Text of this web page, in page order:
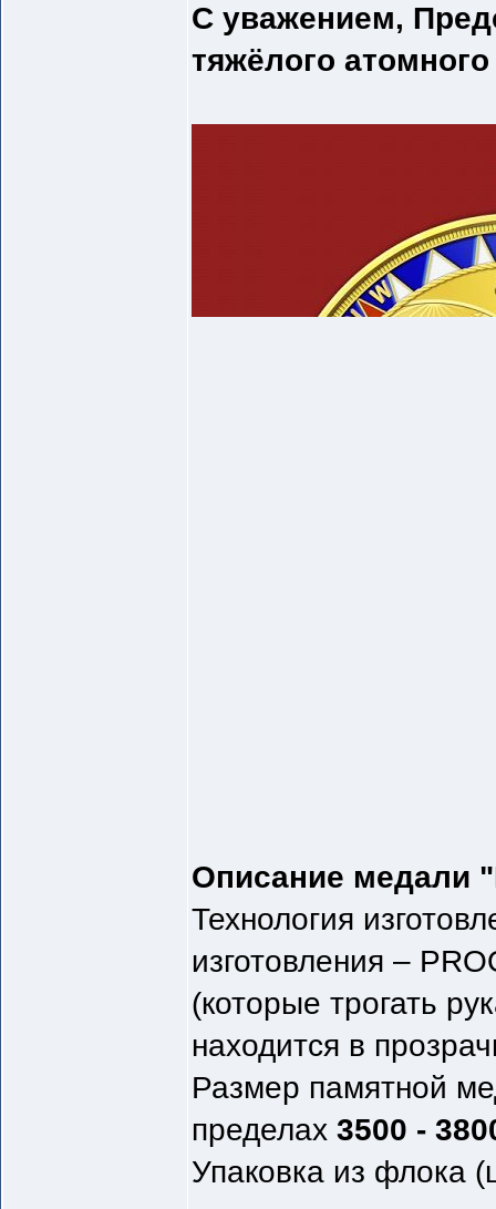
С уважением,
тяжёлого
Описание
Технология
изготовления –
(которые трогать
находится в
Размер памятной
пределах 3500 -
Упаковка из флока